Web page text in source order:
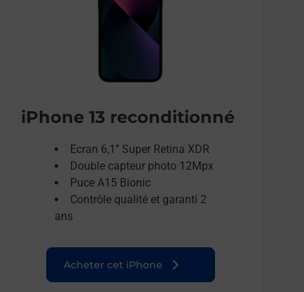
iPhone 13 reconditionné
Ecran 6,1’’ Super Retina XDR
Double capteur photo 12Mpx
Puce A15 Bionic
Contrôle qualité et garanti 2
ans
Acheter cet iPhone